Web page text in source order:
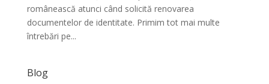
românească atunci când solicită renovarea
documentelor de identitate. Primim tot mai multe
întrebări pe...
Blog